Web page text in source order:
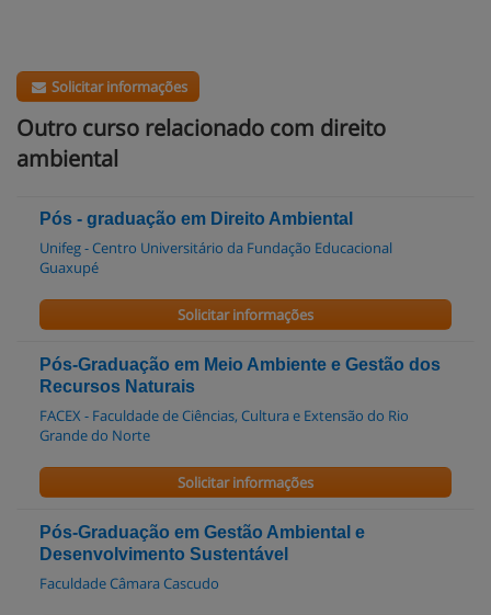
Solicitar informações
Outro curso relacionado com direito
ambiental
Pós - graduação em Direito Ambiental
Unifeg - Centro Universitário da Fundação Educacional
Guaxupé
Solicitar informações
Pós-Graduação em Meio Ambiente e Gestão dos
Recursos Naturais
FACEX - Faculdade de Ciências, Cultura e Extensão do Rio
Grande do Norte
Solicitar informações
Pós-Graduação em Gestão Ambiental e
Desenvolvimento Sustentável
Faculdade Câmara Cascudo